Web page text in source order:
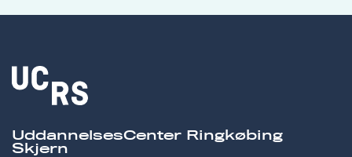
UddannelsesCenter Ringkøbing
Skjern